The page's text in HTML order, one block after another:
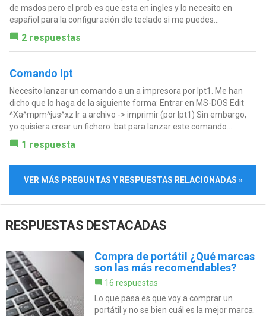
de msdos pero el prob es que esta en ingles y lo necesito en
español para la configuración dle teclado si me puedes...
2 respuestas
Comando lpt
Necesito lanzar un comando a un a impresora por lpt1. Me han
dicho que lo haga de la siguiente forma: Entrar en MS-DOS Edit
^Xa^mpm^jus^xz Ir a archivo -> imprimir (por lpt1) Sin embargo,
yo quisiera crear un fichero .bat para lanzar este comando...
1 respuesta
VER MÁS PREGUNTAS Y RESPUESTAS RELACIONADAS »
RESPUESTAS DESTACADAS
Compra de portátil ¿Qué marcas
son las más recomendables?
16 respuestas
Lo que pasa es que voy a comprar un
portátil y no se bien cuál es la mejor marca.